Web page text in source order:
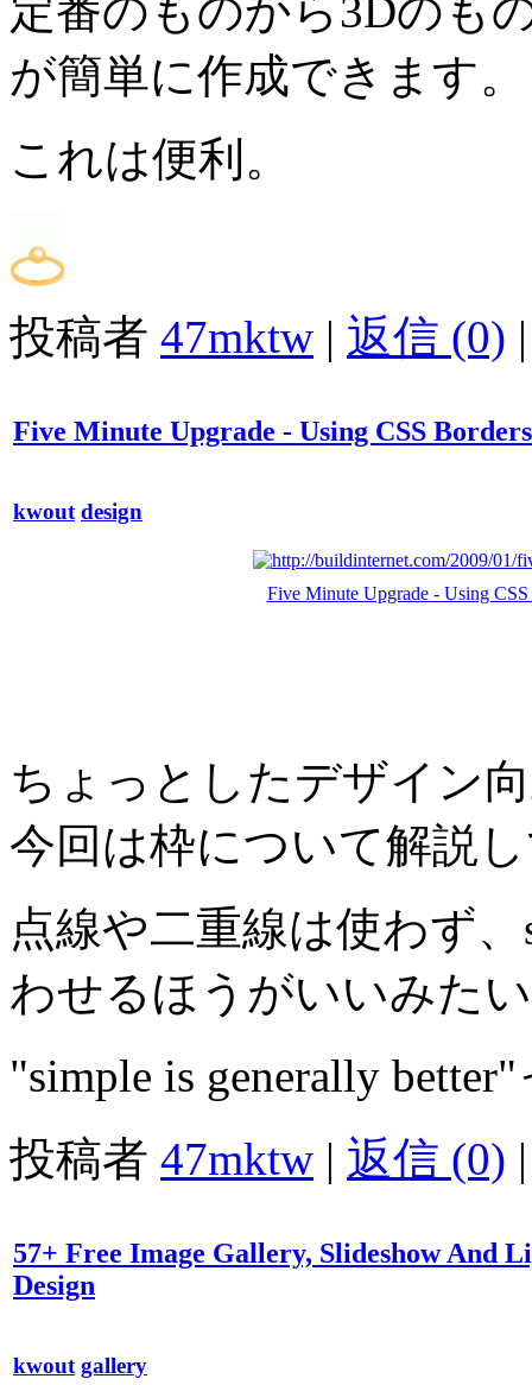
定番のものから3Dのも
が簡単に作成できます。
これは便利。
投稿者 47mktw | 返信 (0)
Five Minute Upgrade - Using CSS
kwout design
Five Minute Upgrade - Using
ちょっとしたデザイン
今回は枠について解説
点線や二重線は使わず
わせるほうがいいみた
"simple is generally
投稿者 47mktw | 返信 (0)
57+ Free Image Gallery, Slideshow And
Design
kwout gallery